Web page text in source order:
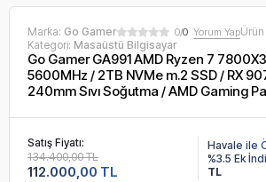
Marka: Go Gamer 0/0 Yorum Yap
Kategori: Masaüstü Bilgisayar
Go Gamer GA991 AMD Ryzen 7
5600MHz / 2TB NVMe m.2 SSD / RX
240mm Sıvı Soğutma / AMD Gaming
Satış Fiyatı:
112.000,00 TL
134.400,00 TL
Havale ile
%3.5 Ek
TL